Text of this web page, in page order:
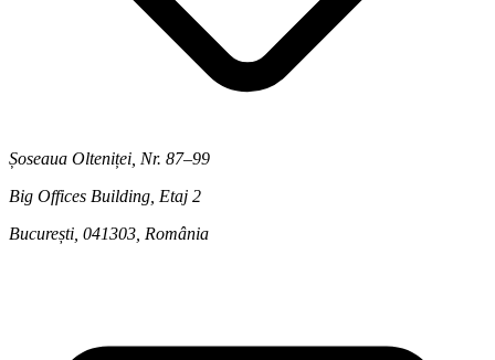
Șoseaua Olteniței, Nr. 87–99
Big Offices Building, Etaj 2
București, 041303 România